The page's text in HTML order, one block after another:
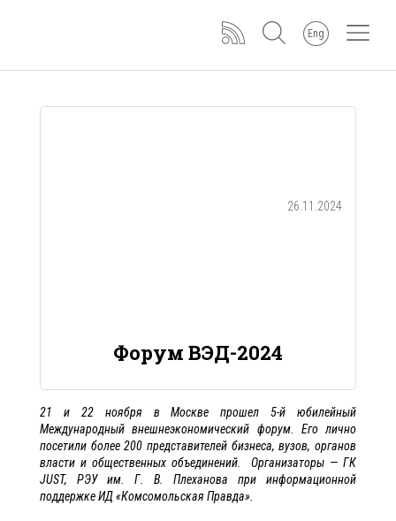
Eng
26.11.2024
Форум ВЭД-2024
21 и 22 ноября в Москве прошел 5-й юбилейный
Международный внешнеэкономический форум. Его лично
посетили более 200 представителей бизнеса, вузов, органов
власти и общественных объединений. Организаторы — ГК
JUST, РЭУ им. Г. В. Плеханова при информационной
поддержке ИД «Комсомольская Правда».